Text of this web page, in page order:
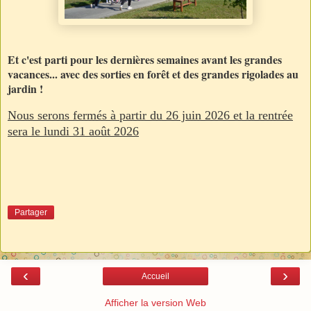
Et c'est parti pour les dernières semaines avant les grandes
vacances... avec des sorties en forêt et des grandes rigolades au
jardin !
Nous serons fermés à partir du 26 juin 2026 et la rentrée
sera le lundi 31 août 2026
Partager
‹ ›
Accueil
Afficher la version Web